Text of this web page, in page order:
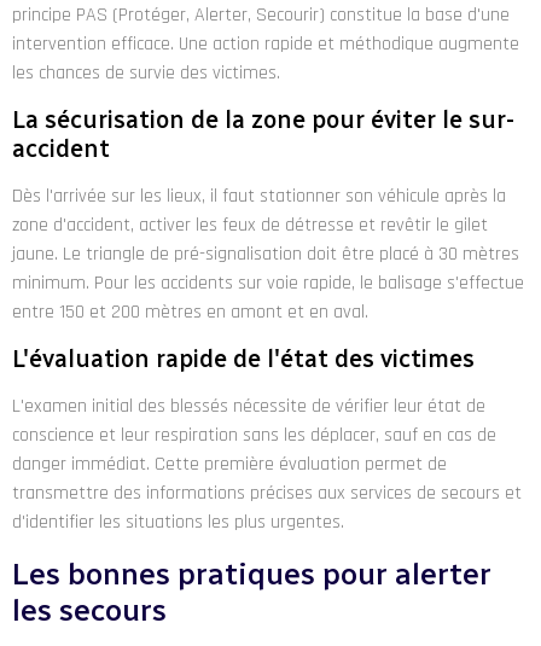
principe PAS (Protéger, Alerter, Secourir) constitue la base d'une
intervention efficace. Une action rapide et méthodique augmente
les chances de survie des victimes.
La sécurisation de la zone pour éviter le sur-
accident
Dès l'arrivée sur les lieux, il faut stationner son véhicule après la
zone d'accident, activer les feux de détresse et revêtir le gilet
jaune. Le triangle de pré-signalisation doit être placé à 30 mètres
minimum. Pour les accidents sur voie rapide, le balisage s'effectue
entre 150 et 200 mètres en amont et en aval.
L'évaluation rapide de l'état des victimes
L'examen initial des blessés nécessite de vérifier leur état de
conscience et leur respiration sans les déplacer, sauf en cas de
danger immédiat. Cette première évaluation permet de
transmettre des informations précises aux services de secours et
d'identifier les situations les plus urgentes.
Les bonnes pratiques pour alerter
les secours